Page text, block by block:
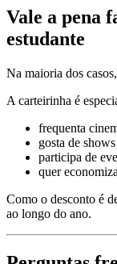
Vale a pena
estudante
Na maioria dos
A carteirinha é
frequenta
gosta de shows
participa de
quer
Como o desconto é
ao longo do ano.